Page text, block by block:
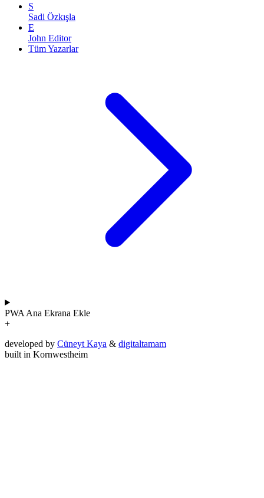
S
Sadi Özkışla
E
John Editor
Tüm Yazarlar
PWA Ana Ekrana Ekle
+
developed by Cüneyt Kaya & digitaltamam
built in Kornwestheim